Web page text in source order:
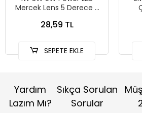
Mercek Lens 5 Derece -
28,59 TL
SEPETE EKLE
Yardım
Lazım Mı?
Sıkça Sorulan
Sorular